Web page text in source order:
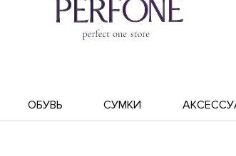
ОБУВЬ СУМКИ